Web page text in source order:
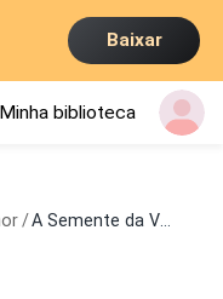
Baixar
Minha biblioteca
/A Semente da Verdade